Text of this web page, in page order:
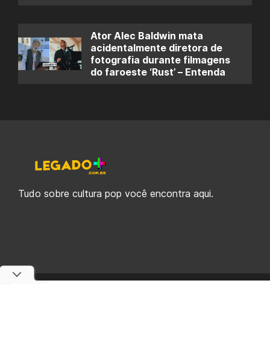
Ator Alec Baldwin mata
acidentalmente diretora de
fotografia durante filmagens
do faroeste ‘Rust’ – Entenda
Tudo sobre cultura pop você encontra aqui.